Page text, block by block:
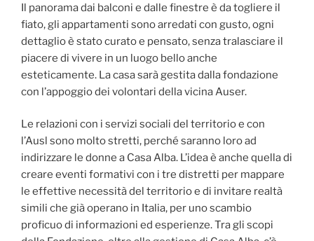
Il panorama dai balconi e dalle finestre è da togliere il
fiato, gli appartamenti sono arredati con gusto, ogni
dettaglio è stato curato e pensato, senza tralasciare il
piacere di vivere in un luogo bello anche
esteticamente. La casa sarà gestita dalla fondazione
con l’appoggio dei volontari della vicina Auser.
Le relazioni con i servizi sociali del territorio e con
l’Ausl sono molto stretti, perché saranno loro ad
indirizzare le donne a Casa Alba. L’idea è anche quella di
creare eventi formativi con i tre distretti per mappare
le effettive necessità del territorio e di invitare realtà
simili che già operano in Italia, per uno scambio
proficuo di informazioni ed esperienze. Tra gli scopi